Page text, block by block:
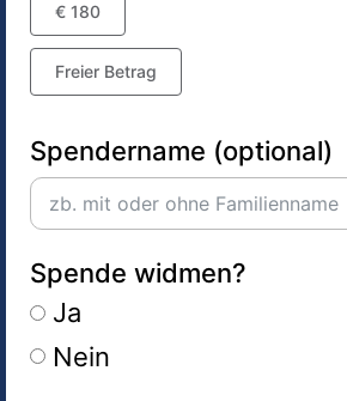
€ 180
Freier Betrag
Spendername (optional)
Spende widmen?
Ja
Nein